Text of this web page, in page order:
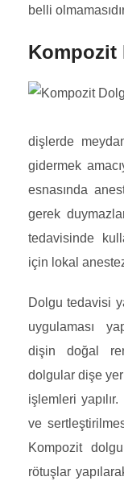
belli
Kompozit
dişlerde
gidermek
esnasında
gerek
tedavisinde
için lokal
Dolgu tedavisi
uygulaması
dişin doğal
dolgular dişe
işlemleri
ve
Kompozit
rötuşlar